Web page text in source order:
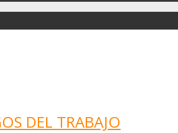
DEL TRABAJO